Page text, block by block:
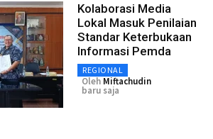
Kolaborasi Media
Lokal Masuk Penilaian
Standar Keterbukaan
Informasi Pemda
REGIONAL
Oleh Miftachudin
baru saja